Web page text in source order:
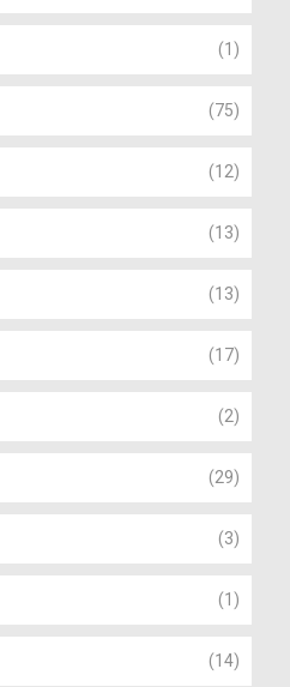
(1)
(75)
(12)
(13)
(13)
(17)
(2)
(29)
(3)
(1)
(14)